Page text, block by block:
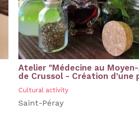
Atelier "Médecine au
de Crussol - Création d'une
Cultural activity
Saint-Péray